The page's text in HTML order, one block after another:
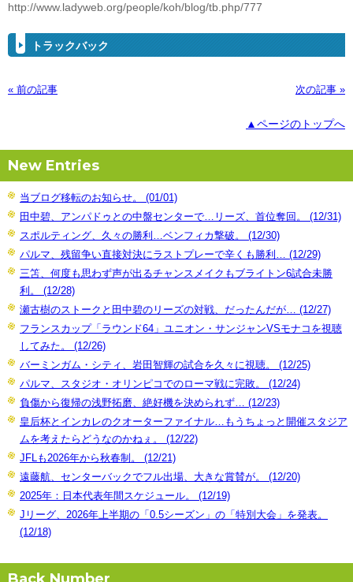
http://www.ladyweb.org/people/koh/blog/tb.php/777
トラックバック
« 前の記事 次の記事 »
▲ページのトップへ
New Entries
当ブログ移転のお知らせ。 (01/01)
田中碧、アンパドゥとの中盤センターで…リーズ、首位奪回。 (12/31)
スポルティング、久々の勝利…ベンフィカ撃破。 (12/30)
パルマ、残留争い直接対決にラストプレーで辛くも勝利… (12/29)
三笘、何度も思わず声が出るチャンスメイクもブライトン6試合未勝
利。 (12/28)
瀬古樹のストークと田中碧のリーズの対戦、だったんだが… (12/27)
フランスカップ「ラウンド64」ユニオン・サンジャンVSモナコを視聴
してみた。 (12/26)
バーミンガム・シティ、岩田智輝の試合を久々に視聴。 (12/25)
パルマ、スタジオ・オリンピコでのローマ戦に完敗。 (12/24)
負傷から復帰の浅野拓磨、絶好機を決められず… (12/23)
皇后杯とインカレのクオーターファイナル…もうちょっと開催スタジア
ムを考えたらどうなのかねぇ。 (12/22)
JFLも2026年から秋春制。 (12/21)
遠藤航、センターバックでフル出場、大きな賞賛が。 (12/20)
2025年：日本代表年間スケジュール。 (12/19)
Jリーグ、2026年上半期の「0.5シーズン」の「特別大会」を発表。
(12/18)